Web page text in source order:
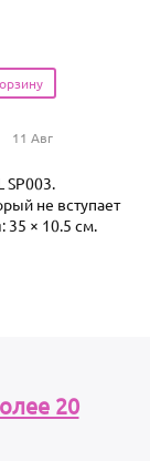
11 Авг
SP003.
не вступает
35 × 10.5 см.
20